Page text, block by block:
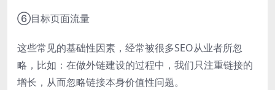
⑥目标页面流量
这些常见的基础性因素，经常被很多SEO从业者所忽
略，比如：在做外链建设的过程中，我们只注重链接的
增长，从而忽略链接本身价值性问题。